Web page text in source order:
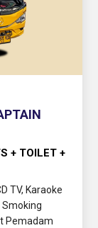
+ TOILET +
TV, Karaoke
Smoking
Pemadam